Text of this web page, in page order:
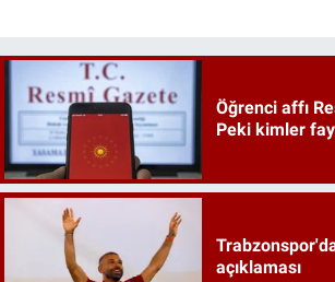
Öğrenci affı
Peki kimler
açıklaması